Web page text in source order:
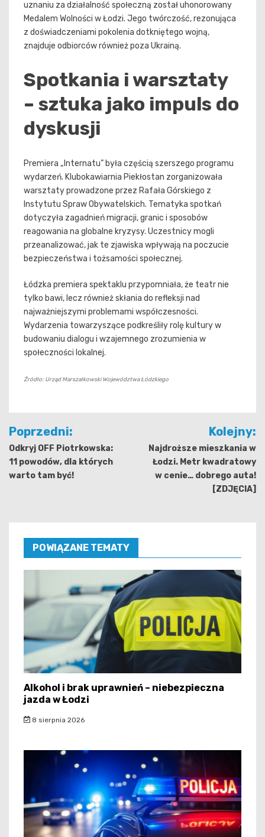
uznaniu za działalność społeczną został uhonorowany
Medalem Wolności w Łodzi. Jego twórczość, rezonująca
z doświadczeniami pokolenia dotkniętego wojną,
znajduje odbiorców również poza Ukrainą.
Spotkania i warsztaty
– sztuka jako impuls do
dyskusji
Premiera „Internatu” była częścią szerszego programu
wydarzeń. Klubokawiarnia Piekłostan zorganizowała
warsztaty prowadzone przez Rafała Górskiego z
Instytutu Spraw Obywatelskich. Tematyka spotkań
dotyczyła zagadnień migracji, granic i sposobów
reagowania na globalne kryzysy. Uczestnicy mogli
przeanalizować, jak te zjawiska wpływają na poczucie
bezpieczeństwa i tożsamości społecznej.
Łódzka premiera spektaklu przypomniała, że teatr nie
tylko bawi, lecz również skłania do refleksji nad
najważniejszymi problemami współczesności.
Wydarzenia towarzyszące podkreśliły rolę kultury w
budowaniu dialogu i wzajemnego zrozumienia w
społeczności lokalnej.
Źródło: Urząd Marszałkowski Województwa Łódzkiego
Nawigacja
wpisu
Poprzedni:
Odkryj OFF Piotrkowska:
11 powodów, dla których
warto tam być!
Kolejny:
Najdroższe mieszkania w
Łodzi. Metr kwadratowy
w cenie… dobrego auta!
[ZDJĘCIA]
POWIĄZANE TEMATY
Alkohol i brak uprawnień – niebezpieczna
jazda w Łodzi
8 sierpnia 2026